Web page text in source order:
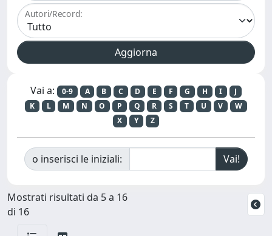
Autori/Record:
Vai a: 0-9 A B C D E F G H I
J
K
L M N O P Q R S T U V
W
X
Y Z
o inserisci le iniziali:
Mostrati risultati da 5 a 16
di 16